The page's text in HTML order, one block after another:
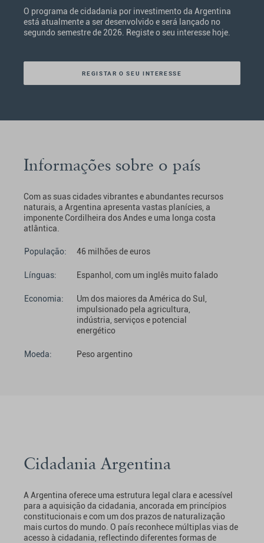
O programa de cidadania por investimento da Argentina
está atualmente a ser desenvolvido e será lançado no
segundo semestre de 2026. Registe o seu interesse hoje.
REGISTAR O SEU INTERESSE
Informações sobre o país
Com as suas cidades vibrantes e abundantes recursos
naturais, a Argentina apresenta vastas planícies, a
imponente Cordilheira dos Andes e uma longa costa
atlântica.
População: 46 milhões de euros
Línguas: Espanhol, com um inglês muito falado
Economia:
Um dos maiores da América do Sul,
impulsionado pela agricultura,
indústria, serviços e potencial
energético
Moeda: Peso argentino
Cidadania Argentina
A Argentina oferece uma estrutura legal clara e acessível
para a aquisição da cidadania, ancorada em princípios
constitucionais e com um dos prazos de naturalização
mais curtos do mundo. O país reconhece múltiplas vias de
acesso à cidadania, reflectindo diferentes formas de